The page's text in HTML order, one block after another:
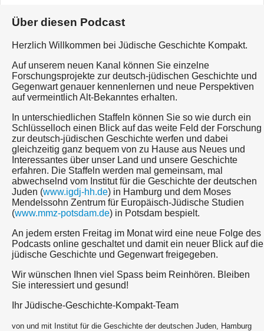
Über diesen Podcast
Herzlich Willkommen bei Jüdische Geschichte Kompakt.
Auf unserem neuen Kanal können Sie einzelne
Forschungsprojekte zur deutsch-jüdischen Geschichte und
Gegenwart genauer kennenlernen und neue Perspektiven
auf vermeintlich Alt-Bekanntes erhalten.
In unterschiedlichen Staffeln können Sie so wie durch ein
Schlüsselloch einen Blick auf das weite Feld der Forschung
zur deutsch-jüdischen Geschichte werfen und dabei
gleichzeitig ganz bequem von zu Hause aus Neues und
Interessantes über unser Land und unsere Geschichte
erfahren. Die Staffeln werden mal gemeinsam, mal
abwechselnd vom Institut für die Geschichte der deutschen
Juden (www.igdj-hh.de) in Hamburg und dem Moses
Mendelssohn Zentrum für Europäisch-Jüdische Studien
(www.mmz-potsdam.de) in Potsdam bespielt.
An jedem ersten Freitag im Monat wird eine neue Folge des
Podcasts online geschaltet und damit ein neuer Blick auf die
jüdische Geschichte und Gegenwart freigegeben.
Wir wünschen Ihnen viel Spass beim Reinhören. Bleiben
Sie interessiert und gesund!
Ihr Jüdische-Geschichte-Kompakt-Team
von und mit Institut für die Geschichte der deutschen Juden, Hamburg